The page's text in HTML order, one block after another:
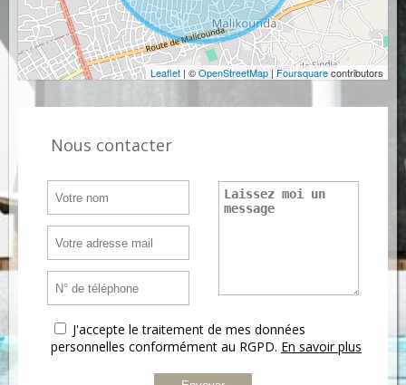
Leaflet | ©OpenStreetMap|Foursquarecontributors
Nous contacter
J'accepte le traitement de mes données
personnelles conformément au RGPD. En savoir plus